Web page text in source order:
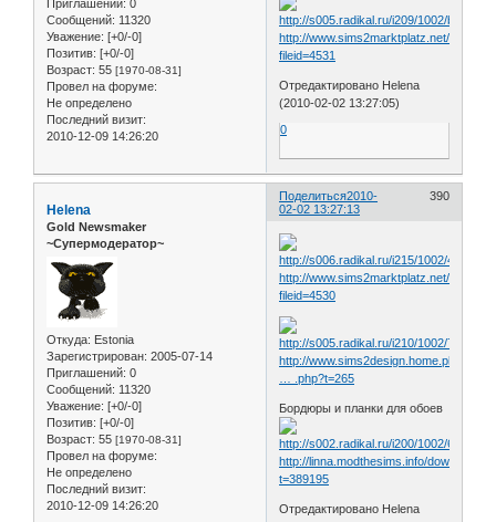
Приглашений: 0
Сообщений: 11320
Уважение: [+0/-0]
Позитив: [+0/-0]
Возраст: 55 [1970-08-31]
Провел на форуме:
Не определено
Последний визит:
2010-12-09 14:26:20
http://www.sims2marktplatz.net/forum/
fileid=4531
Отредактировано Helena
(2010-02-02 13:27:05)
0
Поделиться 390
2010-
02-02 13:27:13
Helena
Gold Newsmaker
~Супермодератор~
Откуда: Estonia
Зарегистрирован: 2005-07-14
Приглашений: 0
Сообщений: 11320
Уважение: [+0/-0]
Позитив: [+0/-0]
Возраст: 55 [1970-08-31]
Провел на форуме:
Не определено
Последний визит:
2010-12-09 14:26:20
http://www.sims2marktplatz.net/forum/
fileid=4530
http://www.sims2design.home.pl/forum/
… .php?t=265
Бордюры и планки для обоев
http://linna.modthesims.info/
t=389195
Отредактировано Helena